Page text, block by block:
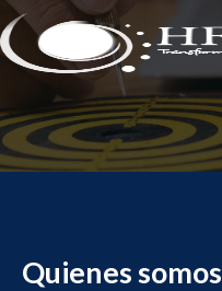
Quienes somos